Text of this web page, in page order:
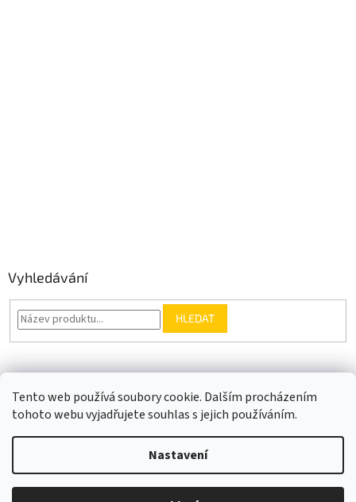
Tento web používá soubory cookie. Dalším procházením
tohoto webu vyjadřujete souhlas s jejich používáním.
Nastavení
Vyhledávání
HLEDAT
Vytvořil Shoptet